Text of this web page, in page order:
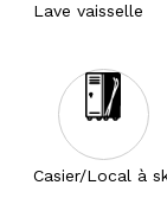
Lave vaisselle
Casier/Local à